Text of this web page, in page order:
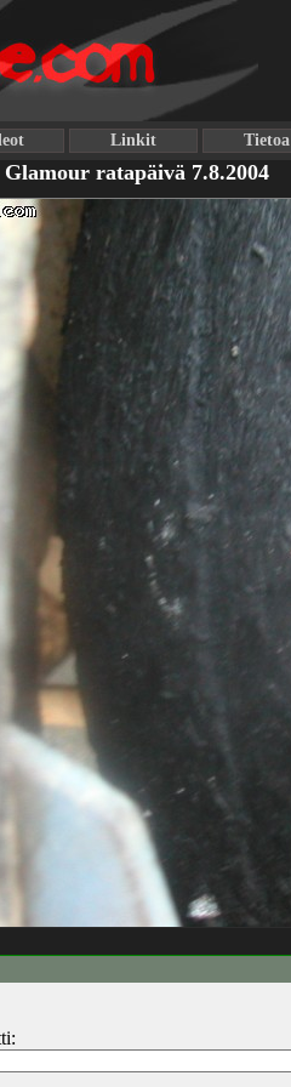
Linkit Tietoa
Glamour ratapäivä 7.8.2004